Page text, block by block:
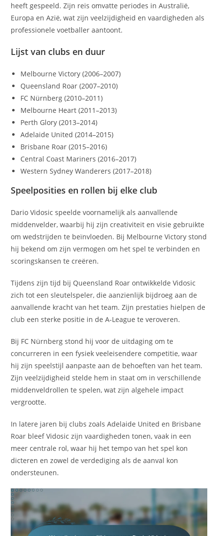
heeft gespeeld. Zijn reis omvatte periodes in Australië,
Europa en Azië, wat zijn veelzijdigheid en vaardigheden als
professionele voetballer aantoont.
Lijst van clubs en duur
Melbourne Victory (2006–2007)
Queensland Roar (2007–2010)
FC Nürnberg (2010–2011)
Melbourne Heart (2011–2013)
Perth Glory (2013–2014)
Adelaide United (2014–2015)
Brisbane Roar (2015–2016)
Central Coast Mariners (2016–2017)
Western Sydney Wanderers (2017–2018)
Speelposities en rollen bij elke club
Dario Vidosic speelde voornamelijk als aanvallende
middenvelder, waarbij hij zijn creativiteit en visie gebruikte
om wedstrijden te beïnvloeden. Bij Melbourne Victory stond
hij bekend om zijn vermogen om het spel te verbinden en
scoringskansen te creëren.
Tijdens zijn tijd bij Queensland Roar ontwikkelde Vidosic
zich tot een sleutelspeler, die aanzienlijk bijdroeg aan de
aanvallende kracht van het team. Zijn prestaties hielpen de
club een sterke positie in de A-League te veroveren.
Bij FC Nürnberg stond hij voor de uitdaging om te
concurreren in een fysiek veeleisendere competitie, waar
hij zijn speelstijl aanpaste aan de behoeften van het team.
Zijn veelzijdigheid stelde hem in staat om in verschillende
middenveldrollen te spelen, wat zijn algehele impact
vergrootte.
In latere jaren bij clubs zoals Adelaide United en Brisbane
Roar bleef Vidosic zijn vaardigheden tonen, vaak in een
meer centrale rol, waar hij het tempo van het spel kon
dicteren en zowel de verdediging als de aanval kon
ondersteunen.